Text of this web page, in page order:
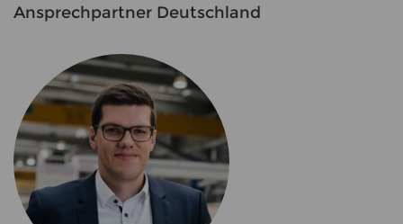
An­sprech­part­ner Deutsch­land